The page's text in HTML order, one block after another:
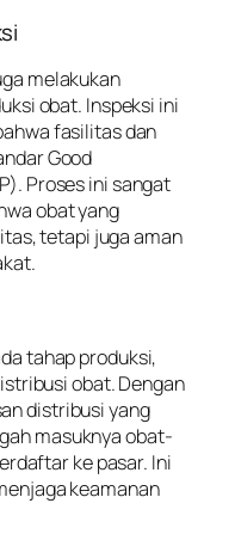
melakukan
obat. Inspeksi ini
fasilitas dan
Good
Proses ini sangat
obat yang
tetapi juga aman
tahap produksi,
obat. Dengan
distribusi yang
masuknya obat-
ke pasar. Ini
keamanan